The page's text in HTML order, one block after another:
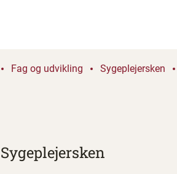
Fag og udvikling Sygeplejersken
Sygeplejersken